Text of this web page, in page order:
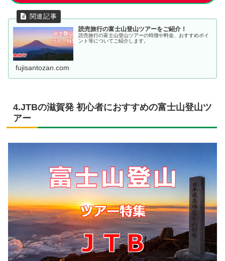
読売旅行の富士山登山ツアーをご紹介！
読売旅行の富士山登山ツアーの特徴や料金、おすすめポイ
ント等についてご紹介します。
fujisantozan.com
4.JTBの滋賀発 初心者におすすめの富士山登山ツ
アー